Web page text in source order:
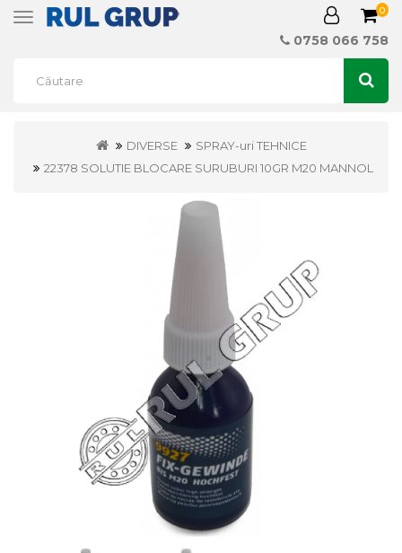
Toggle
0
0758 066 758
DIVERSE
SPRAY-uri TEHNICE
22378 SOLUTIE BLOCARE SURUBURI 10GR M20 MANNOL